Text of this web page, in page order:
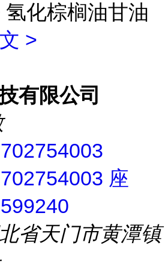
化棕榈油甘油
>
有限公司
座
省天门市黄潭镇